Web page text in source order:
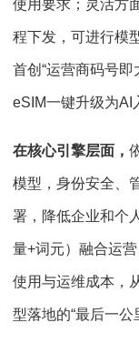
使用要求；灵活方
程下发，可进行模
首创“运营商码号
eSIM一键升级为AI
在核心引擎层面，
模型，身份安全、
署，降低企业和个
量+词元）融合运
使用与运维成本，
型落地的“最后一公